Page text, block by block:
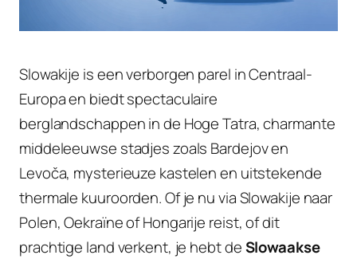
Slowakije is een verborgen parel in Centraal-
Europa en biedt spectaculaire
berglandschappen in de Hoge Tatra, charmante
middeleeuwse stadjes zoals Bardejov en
Levoča, mysterieuze kastelen en uitstekende
thermale kuuroorden. Of je nu via Slowakije naar
Polen, Oekraïne of Hongarije reist, of dit
prachtige land verkent, je hebt deSlowaakse